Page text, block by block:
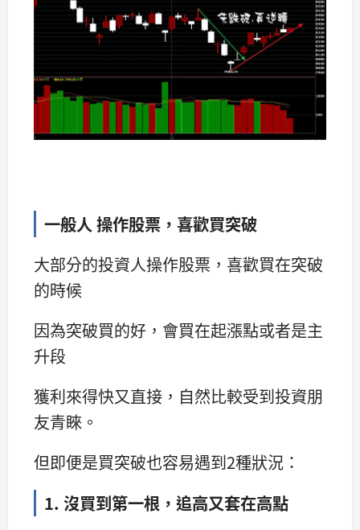
一般人 操作股票，喜歡買突破
大部分的投資人操作股票，喜歡買在突破
的時候
因為突破買的好，會買在起漲點或者是主
升段
獲利來得快又直接，自然比較受到投資朋
友青睞。
但即便是買突破也容易遇到2種狀況：
1. 沒買到第一根，追高又套在高點